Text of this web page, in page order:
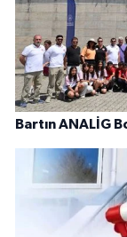
Bartın ANALİG